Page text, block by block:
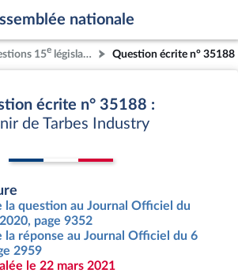
nationale
15e législature Question écrite n° 35188
écrite n° 35188 :
de Tarbes Industry
la question au Journal Officiel du
page 9352
la réponse au Journal Officiel du 6
2959
le 22 mars 2021